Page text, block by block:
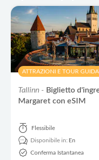
ATTRAZIONI E TOUR
Tallinn - Biglietto
Margaret con eSIM
Flessibile
Disponibile in: En
Conferma Istantanea